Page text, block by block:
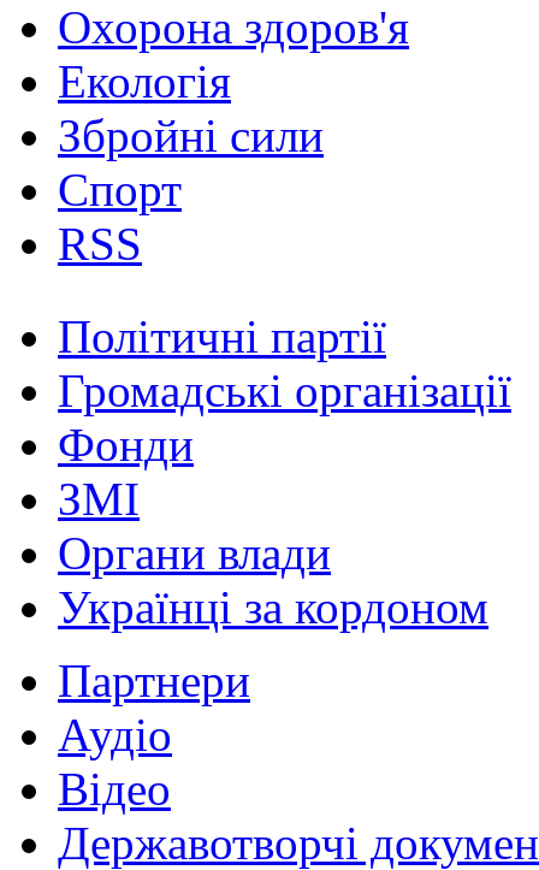
Охорона здоров'я
Екологія
Збройні сили
Спорт
RSS
Політичні партії
Громадські організації
Фонди
ЗМІ
Органи влади
Українці за кордоном
Партнери
Аудіо
Відео
Державотворчі